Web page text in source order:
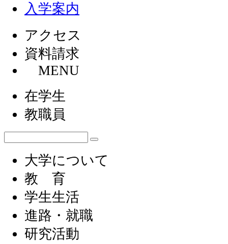
入学案内
アクセス
資料請求
MENU
在学生
教職員
大学について
教 育
学生生活
進路・就職
研究活動